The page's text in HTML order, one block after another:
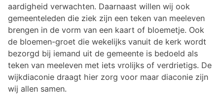
aardigheid verwachten. Daarnaast willen wij ook
gemeenteleden die ziek zijn een teken van meeleven
brengen in de vorm van een kaart of bloemetje. Ook
de bloemen-groet die wekelijks vanuit de kerk wordt
bezorgd bij iemand uit de gemeente is bedoeld als
teken van meeleven met iets vrolijks of verdrietigs. De
wijkdiaconie draagt hier zorg voor maar diaconie zijn
wij allen samen.